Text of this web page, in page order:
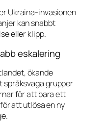
Ukraina-invasionen
kan snabbt
eller klipp.
eskalering
ökande
grupper
för att bara ett
att utlösa en ny